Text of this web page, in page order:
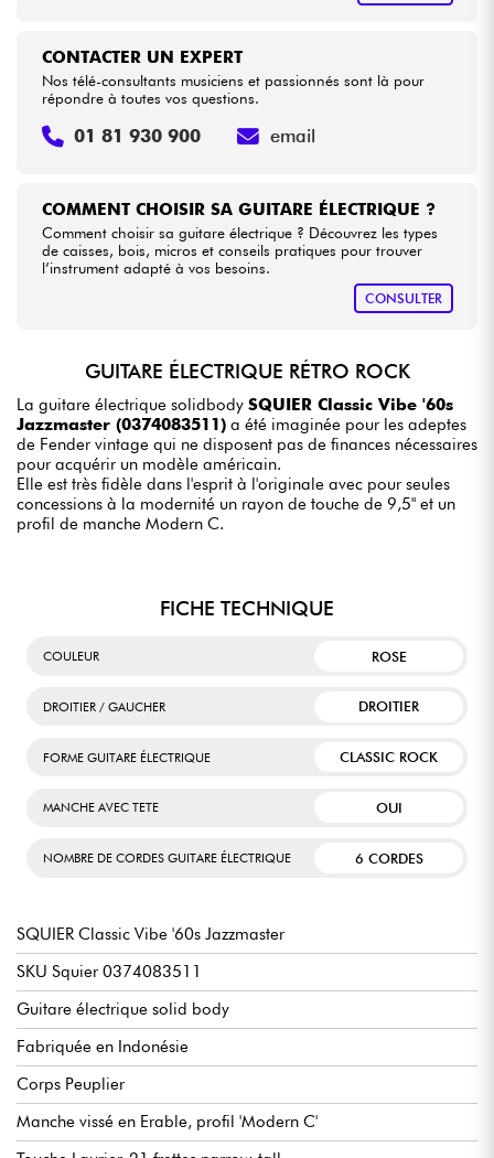
COMMENT CHOISIR SA GUITARE ÉLECTRIQUE ?
Comment choisir sa guitare électrique ? Découvrez les types
de caisses, bois, micros et conseils pratiques pour trouver
l’instrument adapté à vos besoins.
CONSULTER
CONTACTER UN EXPERT
Nos télé-consultants musiciens et passionnés sont là pour
répondre à toutes vos questions.
01 81 930 900 email
GUITARE ÉLECTRIQUE RÉTRO ROCK
La guitare électrique solidbody SQUIER Classic Vibe '60s
Jazzmaster (0374083511) a été imaginée pour les adeptes
de Fender vintage qui ne disposent pas de finances nécessaires
pour acquérir un modèle américain.
Elle est très fidèle dans l'esprit à l'originale avec pour seules
concessions à la modernité un rayon de touche de 9,5" et un
profil de manche Modern C.
FICHE TECHNIQUE
COULEUR ROSE
DROITIER / GAUCHER DROITIER
FORME GUITARE ÉLECTRIQUE CLASSIC ROCK
MANCHE AVEC TETE OUI
NOMBRE DE CORDES GUITARE ÉLECTRIQUE 6 CORDES
SQUIER Classic Vibe '60s Jazzmaster
SKU Squier 0374083511
Guitare électrique solid body
Fabriquée en Indonésie
Corps Peuplier
Manche vissé en Erable, profil 'Modern C'